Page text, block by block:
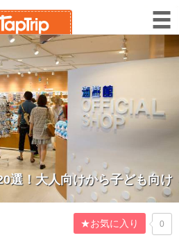
選！大人向けから子ども向け
★お気に入り 0